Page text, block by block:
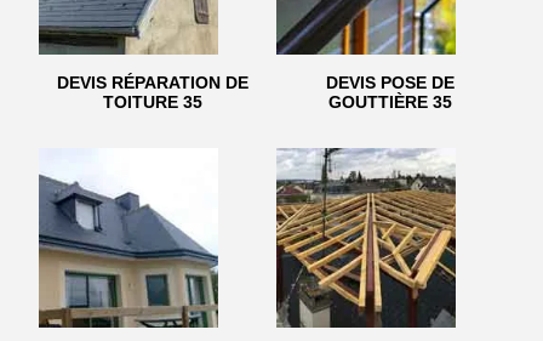
DEVIS RÉPARATION DE
TOITURE 35
DEVIS POSE DE
GOUTTIÈRE 35